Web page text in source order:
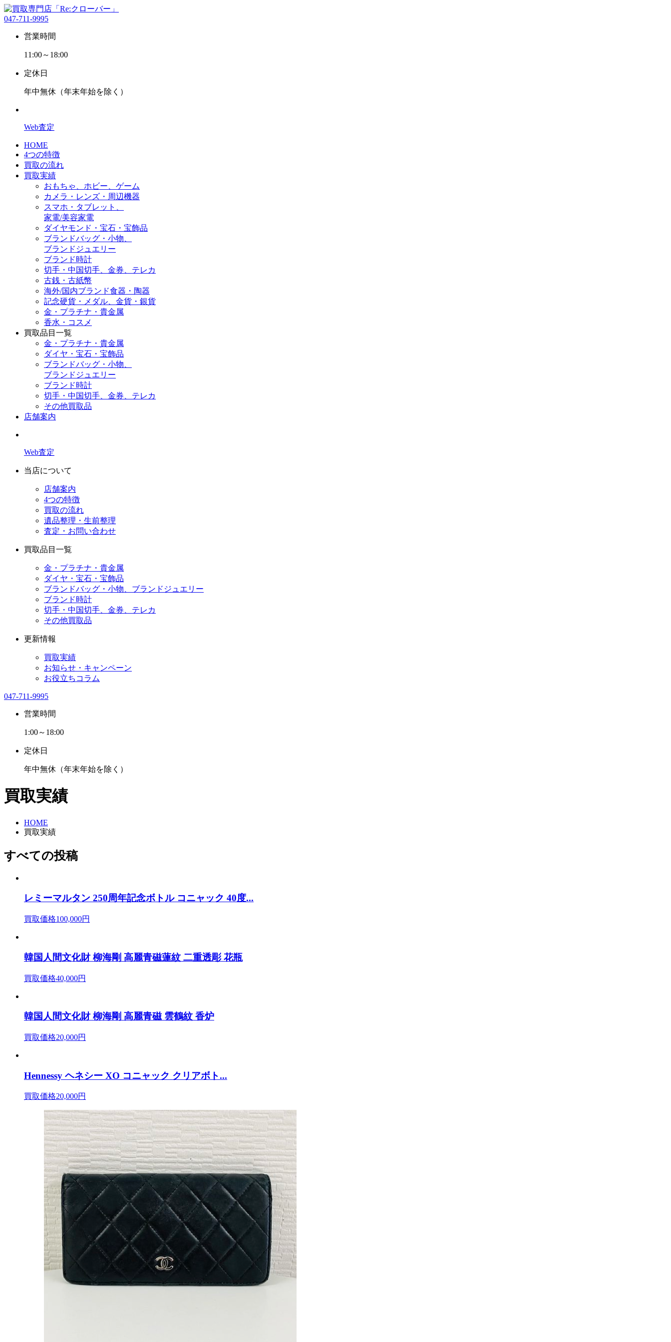
047-711-9995
営業時間
11:00～18:00
定休日
年中無休（年末年始を除く）
Web査定
HOME
4つの特徴
買取の流れ
買取実績
おもちゃ、ホビー、ゲーム
カメラ・レンズ・周辺機器
スマホ・タブレット、
家電/美容家電
ダイヤモンド・宝石・宝飾品
ブランドバッグ・小物、
ブランドジュエリー
ブランド時計
切手・中国切手、金券、テレカ
古銭・古紙幣
海外/国内ブランド食器・陶器
記念硬貨・メダル、金貨・銀貨
金・プラチナ・貴金属
香水・コスメ
買取品目一覧
金・プラチナ・貴金属
ダイヤ・宝石・宝飾品
ブランドバッグ・小物、
ブランドジュエリー
ブランド時計
切手・中国切手、金券、テレカ
その他買取品
店舗案内
Web査定
当店について
店舗案内
4つの特徴
買取の流れ
遺品整理・生前整理
査定・お問い合わせ
買取品目一覧
金・プラチナ・貴金属
ダイヤ・宝石・宝飾品
ブランドバッグ・小物、ブランドジュエリー
ブランド時計
切手・中国切手、金券、テレカ
その他買取品
更新情報
買取実績
お知らせ・キャンペーン
お役立ちコラム
047-711-9995
営業時間
1:00～18:00
定休日
年中無休（年末年始を除く）
買取実績
HOME
買取実績
すべての投稿
レミーマルタン 250周年記念ボトル コニャック 40度...
買取価格100,000円
韓国人間文化財 柳海剛 高麗青磁蓮紋 二重透彫 花瓶
買取価格40,000円
韓国人間文化財 柳海剛 高麗青磁 雲鶴紋 香炉
買取価格20,000円
Hennessy ヘネシー XO コニャック クリアボト...
買取価格20,000円